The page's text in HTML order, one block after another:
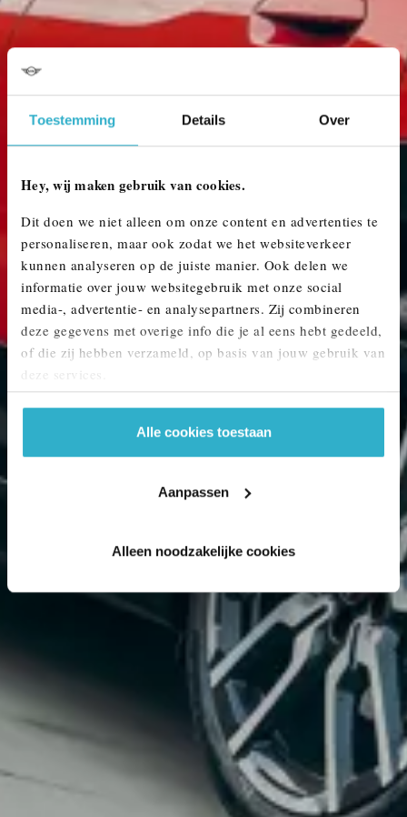
Toestemming Details Over
Hey, wij maken gebruik van cookies.
Dit doen we niet alleen om onze content en advertenties te
personaliseren, maar ook zodat we het websiteverkeer
kunnen analyseren op de juiste manier. Ook delen we
informatie over jouw websitegebruik met onze social
media-, advertentie- en analysepartners. Zij combineren
deze gegevens met overige info die je al eens hebt gedeeld,
of die zij hebben verzameld, op basis van jouw gebruik van
deze services.
Alle cookies toestaan
Aanpassen
Alleen noodzakelijke cookies
BOEK EEN PROEFRIT IN DE MINI
ACEMAN.
Een proefrit in de MINI Aceman is mogelijk in E/SE (elektrisch), en als JCW (John
Cooper Works) uitvoering. Geef in het formulier je voorkeur aan.
PLAN EEN PROEFRIT